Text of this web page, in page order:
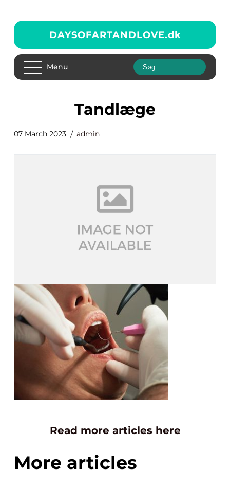
DAYSOFARTANDLOVE.dk
Menu
tandlæge
07 March 2023 admin
Read more articles here
More articles